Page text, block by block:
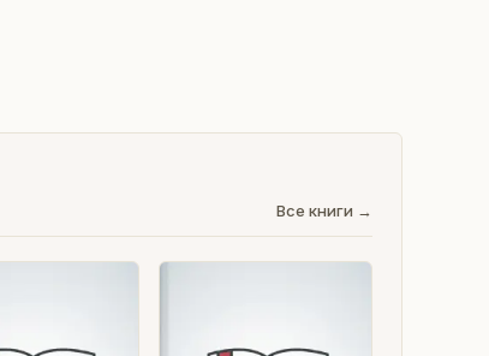
Все книги →